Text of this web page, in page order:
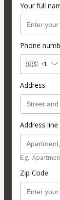
Your full
Phone
🇺🇸 +1
Address
Address
E.g.:
Zip Code